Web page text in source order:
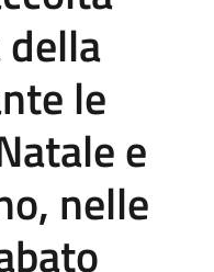
le
e
nelle